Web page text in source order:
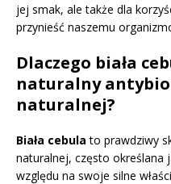
jej smak, ale także dla
przynieść naszemu
Dlaczego biała
naturalny
naturalnej?
Biała cebula to prawdziwy
naturalnej, często określana
względu na swoje silne